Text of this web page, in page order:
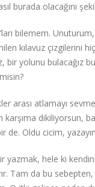
burada olacağını
bilemem.
kılavuz çizgilerini
bir yolunu bulacağız
arası atlamayı
karşıma dikiliyorsun,
Oldu cicim,
hele ki
Tam da bu sebepten,